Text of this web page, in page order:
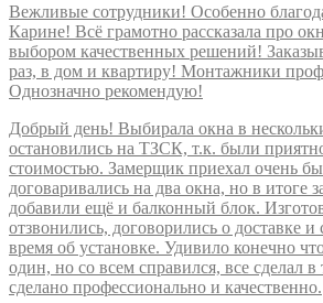
Вежливые сотрудники! Особенно
Карине! Всё грамотно рассказала про
выбором качественных решений!
раз, в дом и квартиру! Монтажники
Однозначно рекомендую!
Добрый день! Выбирала окна в
остановились на ТЗСК, т.к. были
стоимостью. Замерщик приехал очень
договаривались на два окна, но в итоге
добавили ещё и балконный блок.
отзвонились, договорились о доставке и
время об установке. Удивило конечно
один, но со всем справился, все сделал
сделано профессионально и качественно.